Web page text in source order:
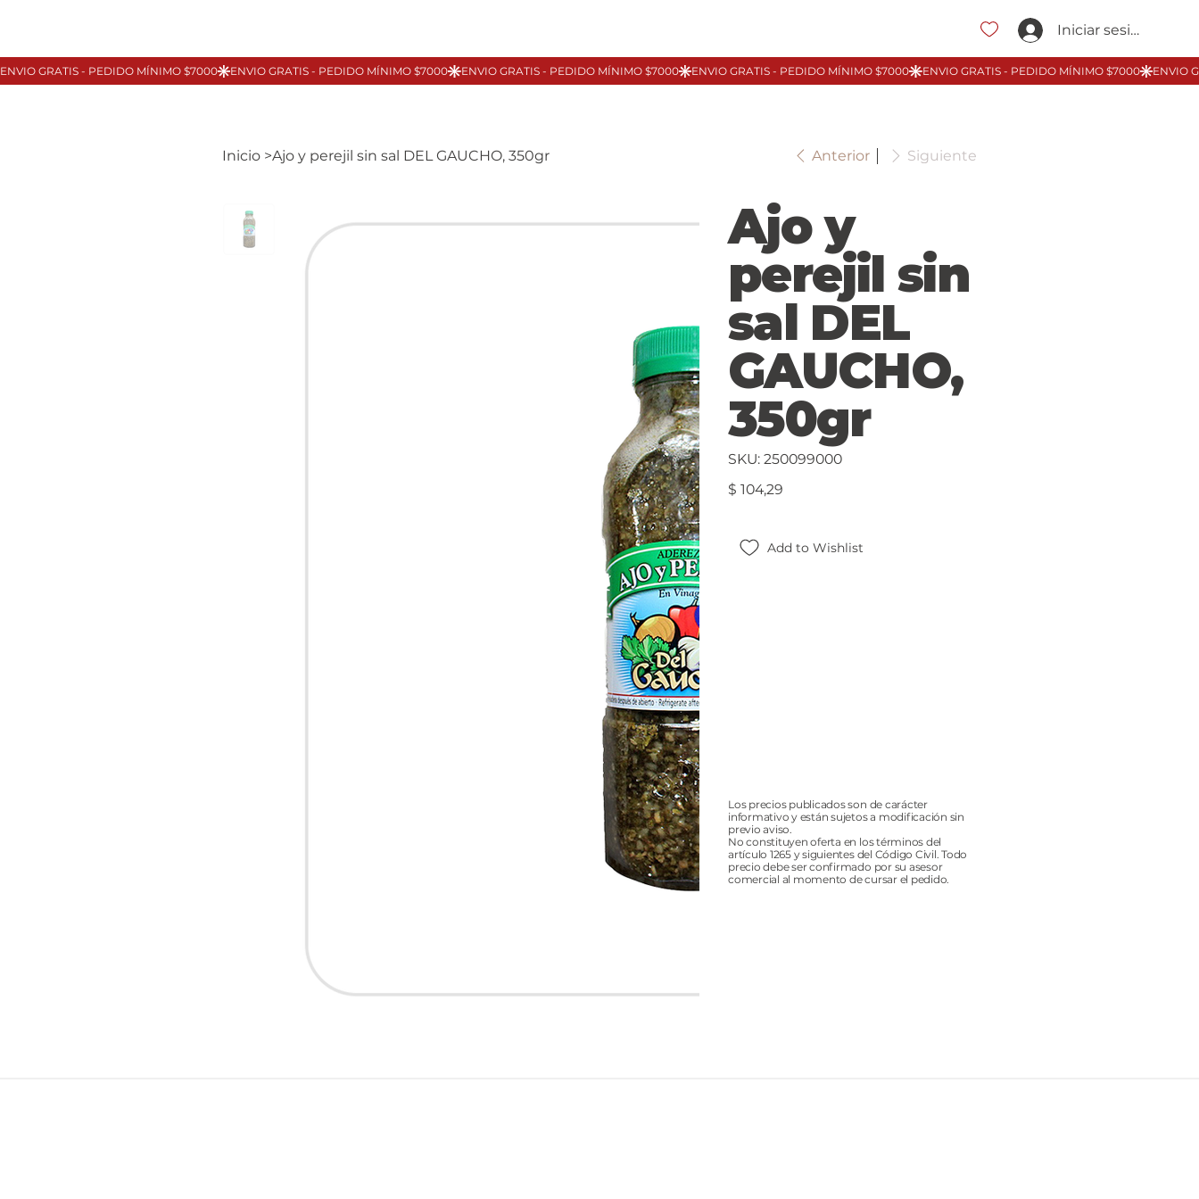
Iniciar sesión
Inicio >Ajo y perejil sin sal DEL GAUCHO, 350gr Anterior Siguiente
Ajo y
perejil sin
sal DEL
GAUCHO,
350gr
SKU: SKU
250099000
250099000
Precio
$ 104,29
Add to Wishlist
Los precios publicados son de carácter
informativo y están sujetos a modificación sin
previo aviso.
No constituyen oferta en los términos del
artículo 1265 y siguientes del Código Civil. Todo
precio debe ser confirmado por su asesor
comercial al momento de cursar el pedido.